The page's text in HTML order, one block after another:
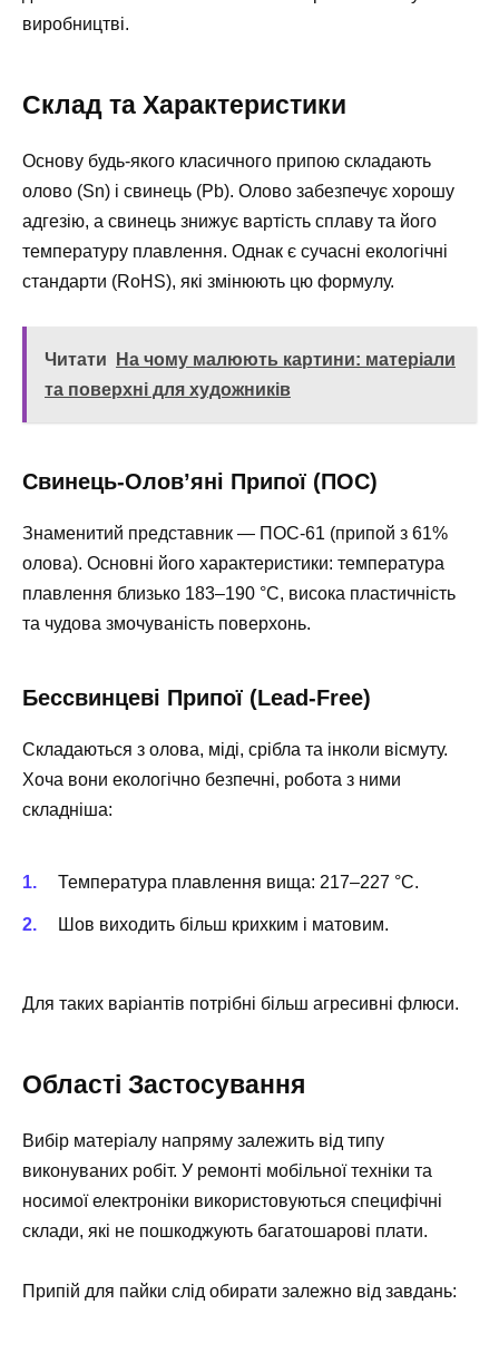
виробництві.
Склад та Характеристики
Основу будь-якого класичного припою складають
олово (Sn) і свинець (Pb). Олово забезпечує хорошу
адгезію, а свинець знижує вартість сплаву та його
температуру плавлення. Однак є сучасні екологічні
стандарти (RoHS), які змінюють цю формулу.
Читати
На чому малюють картини: матеріали
та поверхні для художників
Свинець-Олов’яні Припої (ПОС)
Знаменитий представник — ПОС-61 (припой з 61%
олова). Основні його характеристики: температура
плавлення близько 183–190 °C, висока пластичність
та чудова змочуваність поверхонь.
Бессвинцеві Припої (Lead-Free)
Складаються з олова, міді, срібла та інколи вісмуту.
Хоча вони екологічно безпечні, робота з ними
складніша:
Температура плавлення вища: 217–227 °C.
Шов виходить більш крихким і матовим.
Для таких варіантів потрібні більш агресивні флюси.
Області Застосування
Вибір матеріалу напряму залежить від типу
виконуваних робіт. У ремонті мобільної техніки та
носимої електроніки використовуються специфічні
склади, які не пошкоджують багатошарові плати.
Припій для пайки слід обирати залежно від завдань: